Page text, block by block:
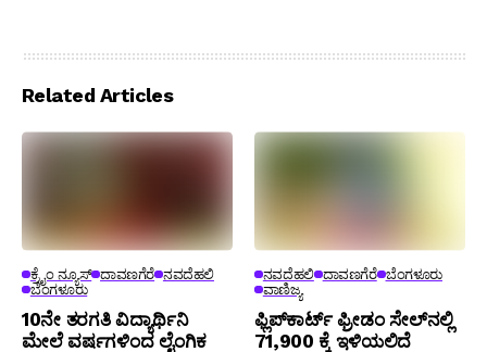
Related Articles
ಕ್ರೈಂ ನ್ಯೂಸ್ ದಾವಣಗೆರೆ ನವದೆಹಲಿ
ಬೆಂಗಳೂರು
10ನೇ ತರಗತಿ ವಿದ್ಯಾರ್ಥಿನಿ
ಮೇಲೆ ವರ್ಷಗಳಿಂದ ಲೈಂಗಿಕ
ನವದೆಹಲಿ ದಾವಣಗೆರೆ ಬೆಂಗಳೂರು
ವಾಣಿಜ್ಯ
ಫ್ಲಿಪ್‌ಕಾರ್ಟ್ ಫ್ರೀಡಂ ಸೇಲ್‌ನಲ್ಲಿ
₹71,900 ಕ್ಕೆ ಇಳಿಯಲಿದೆ